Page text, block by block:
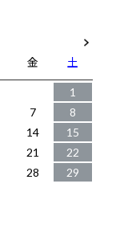
金
土
1
7
8
14
15
21
22
28
29